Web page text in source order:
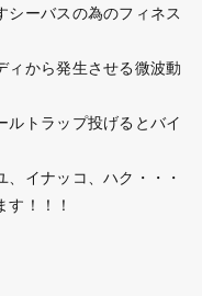
シーバスの為のフィネス
ィから発生させる微波動
ルトラップ投げるとバイ
イナッコ、ハク・・・
！！！